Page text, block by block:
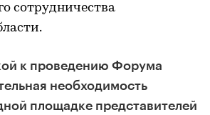
сотрудничества
к проведению Форума
необходимость
площадке представителей